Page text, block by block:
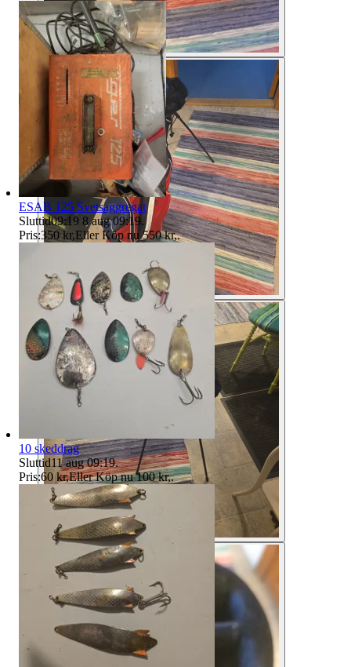
ESAB 125 Svetsaggregat
Sluttid09:19 8 aug 09:19.
Pris:350 kr,Eller Köp nu 550 kr,.
10 skeddrag
Sluttid11 aug 09:19.
Pris:60 kr,Eller Köp nu 100 kr,.